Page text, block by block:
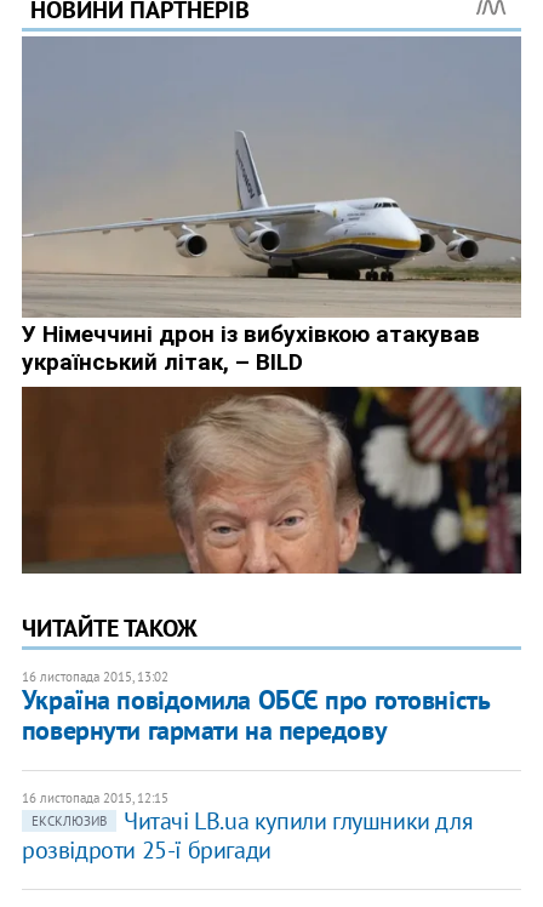
ЧИТАЙТЕ ТАКОЖ
16 листопада 2015, 13:02
Україна повідомила ОБСЄ про готовність
повернути гармати на передову
16 листопада 2015, 12:15
ЕКСКЛЮЗИВ
Читачі LB.ua купили глушники для
розвідроти 25-ї бригади